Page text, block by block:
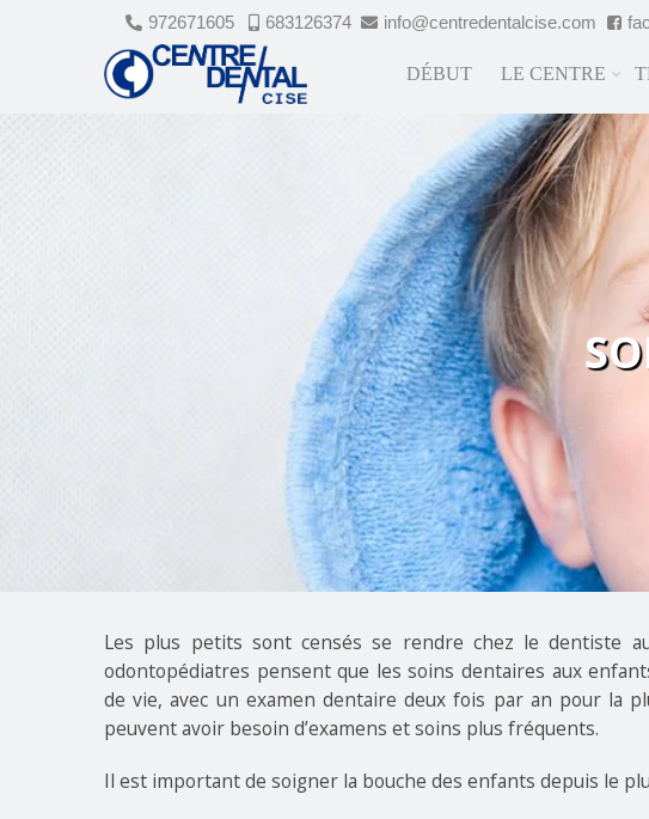
972671605 683126374 info@centredentalcise.com
DÉBUT LE CENTRE
Les plus petits sont censés se rendre chez le dentiste
odontopédiatres pensent que les soins dentaires aux
de vie, avec un examen dentaire deux fois par an pour la
peuvent avoir besoin d’examens et soins plus fréquents.
Il est important de soigner la bouche des enfants depuis le